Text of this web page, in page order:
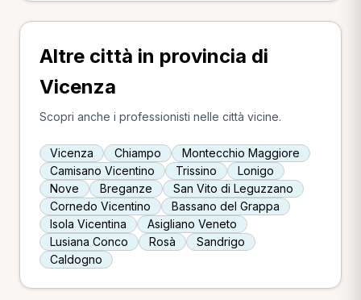
Altre città in provincia di
Vicenza
Scopri anche i professionisti nelle città vicine.
Vicenza Chiampo
Montecchio Maggiore
Camisano Vicentino
Trissino
Lonigo
Nove
Breganze
San Vito di Leguzzano
Cornedo Vicentino
Bassano del Grappa
Isola Vicentina
Asigliano Veneto
Lusiana Conco
Rosà
Sandrigo
Caldogno